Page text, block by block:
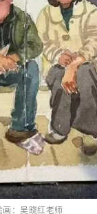
画：吴晓红老师